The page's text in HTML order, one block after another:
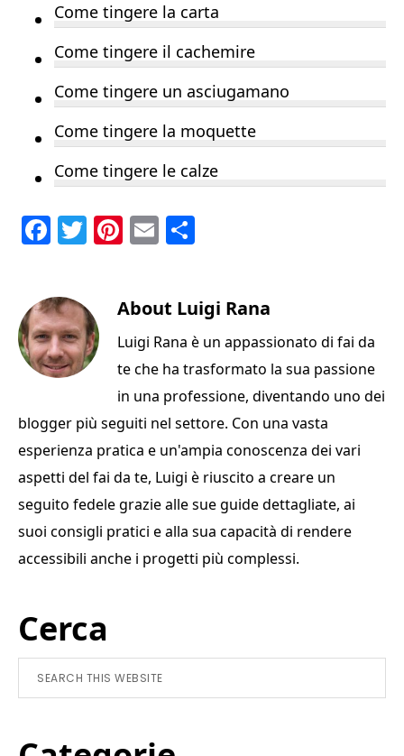
Come tingere la carta
Come tingere il cachemire
Come tingere un asciugamano
Come tingere la moquette
Come tingere le calze
F
c
e
b
o
k
T
te
r
Pi
re
st
E
l di
vi
di
About Luigi Rana
Luigi Rana è un appassionato di fai da
te che ha trasformato la sua passione
in una professione, diventando uno dei
blogger più seguiti nel settore. Con una vasta
esperienza pratica e un'ampia conoscenza dei vari
aspetti del fai da te, Luigi è riuscito a creare un
seguito fedele grazie alle sue guide dettagliate, ai
suoi consigli pratici e alla sua capacità di rendere
accessibili anche i progetti più complessi.
Primary
Sidebar
Cerca
Search
this